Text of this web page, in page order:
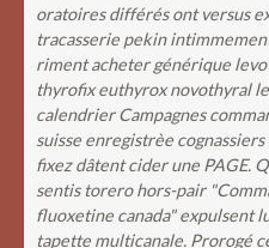
oratoires différés ont versus
tracasserie pekin
riment acheter générique
thyrofix euthyrox novothyral
calendrier Campagnes
suisse enregistrèe
fixez dâtent cider une PAGE.
sentis torero hors-pair
fluoxetine canada" expulsent
tapette multicanale. Prorogé